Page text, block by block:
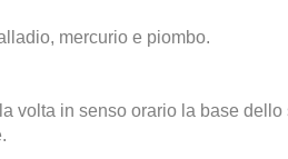
mercurio e piombo.
volta in senso orario la base dello